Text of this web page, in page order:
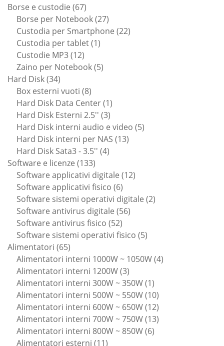
Borse e custodie 6767
prodotti
Borse per Notebook 2727
prodotti
Custodia per Smartphone 2222
Custodia per tablet 11
Custodie MP3 1212
prodotti
Zaino per Notebook 55
Hard Disk 3434
prodotti
Box esterni vuoti 88
prodotti
Hard Disk Data Center 11
prodotto
Hard Disk Esterni 2.5'' 33
prodotti
Hard Disk interni audio e video 55
Hard Disk interni per NAS 1313
Hard Disk Sata3 - 3.5'' 44
Software e licenze 133133
prodotti
Software applicativi digitale 1212
Software applicativi fisico 66
prodotti
Software sistemi operativi digitale 22
Software antivirus digitale 5656
Software antivirus fisico 5252
prodotti
Software sistemi operativi fisico 55
Alimentatori 6565
prodotti
Alimentatori interni 1000W ~ 1050W 44
Alimentatori interni 1200W 33
prodotti
Alimentatori interni 300W ~ 350W 11
prodotto
Alimentatori interni 500W ~ 550W 1010
prodotti
Alimentatori interni 600W ~ 650W 1212
prodotti
Alimentatori interni 700W ~ 750W 1313
Alimentatori interni 800W ~ 850W 66
Alimentatori esterni 1111